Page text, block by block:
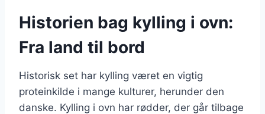
Historien bag kylling i ovn:
Fra land til bord
Historisk set har kylling været en vigtig
proteinkilde i mange kulturer, herunder den
danske. Kylling i ovn har rødder, der går tilbage